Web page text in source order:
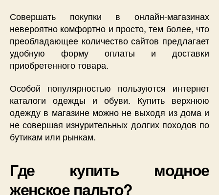
Совершать покупки в онлайн-магазинах
невероятно комфортно и просто, тем более, что
преобладающее количество сайтов предлагает
удобную форму оплаты и доставки
приобретенного товара.
Особой популярностью пользуются интернет
каталоги одежды и обуви. Купить верхнюю
одежду в магазине можно не выходя из дома и
не совершая изнурительных долгих походов по
бутикам или рынкам.
Где купить модное
женское пальто?